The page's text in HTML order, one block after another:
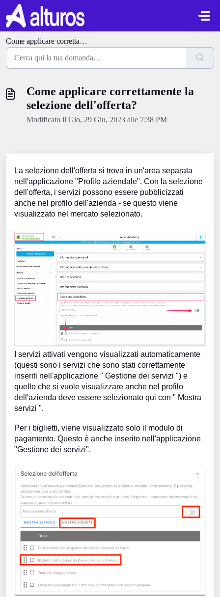
Salta al contenuto principale
Come applicare correttamente la selezione dell'offerta?
Come applicare correttamente la
selezione dell'offerta?
Modificato il Gio, 29 Giu, 2023 alle 7:38 PM
La selezione dell'offerta si trova in un'area separata
nell'applicazione "Profilo aziendale". Con la selezione
dell'offerta, i servizi possono essere pubblicizzati
anche nel profilo dell'azienda - se questo viene
visualizzato nel mercato selezionato.
I servizi attivati vengono visualizzati automaticamente
(questi sono i servizi che sono stati correttamente
inseriti nell'applicazione " Gestione dei servizi ") e
quello che si vuole visualizzare anche nel profilo
dell'azienda deve essere selezionato qui con " Mostra
servizi ".
Per i biglietti, viene visualizzato solo il modulo di
pagamento. Questo è anche inserito nell'applicazione
"Gestione dei servizi".